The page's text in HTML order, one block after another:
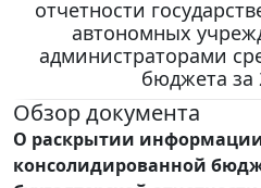
отчетности
автономных
администраторами
бюджета за
Обзор документа
О раскрытии
консолидированной